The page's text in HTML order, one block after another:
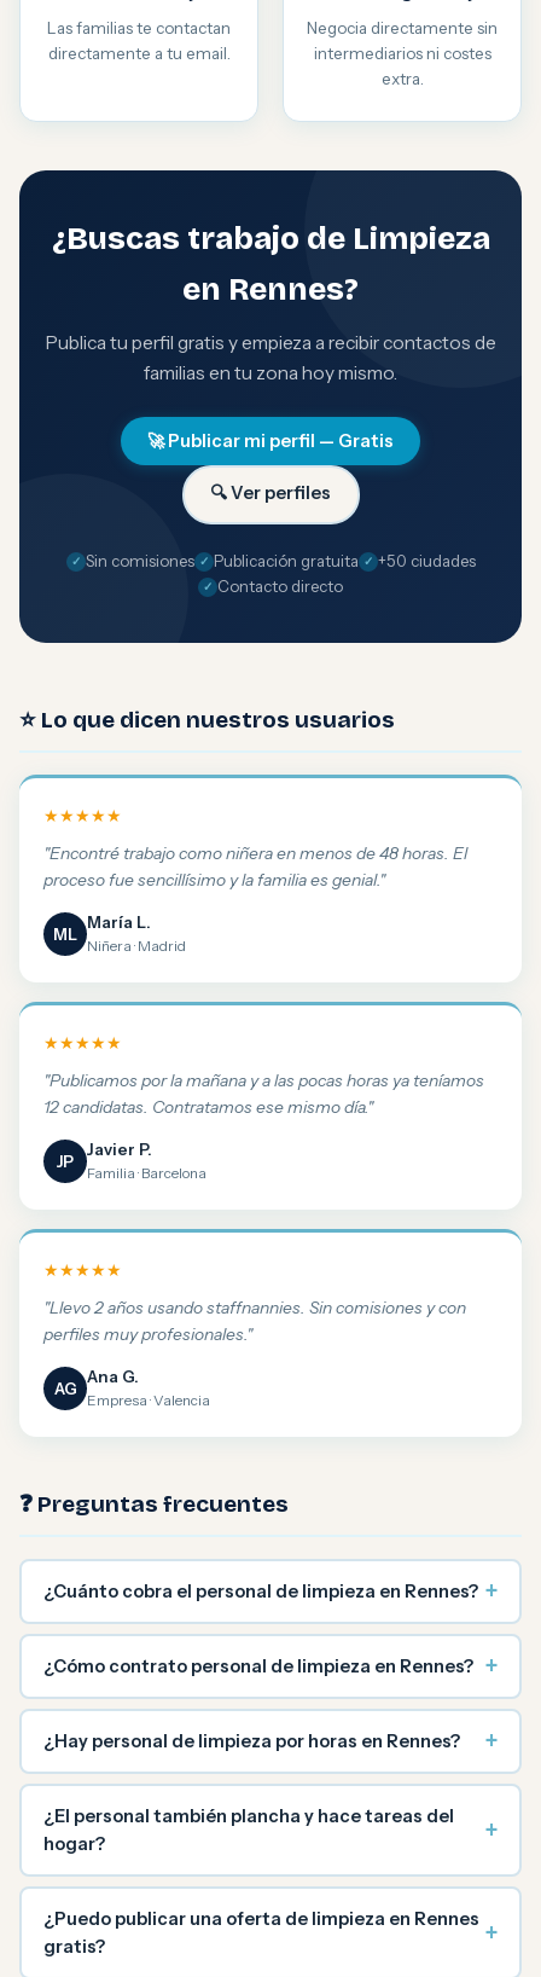
Las familias te contactan
directamente a tu email.
Negocia directamente sin
intermediarios ni costes
extra.
¿Buscas trabajo de Limpieza
en Rennes?
Publica tu perfil gratis y empieza a recibir contactos de
familias en tu zona hoy mismo.
🚀 Publicar mi perfil — Gratis
🔍 Ver perfiles
Sin comisiones Publicación gratuita
+50 ciudades
Contacto directo
⭐ Lo que dicen nuestros usuarios
★★★★★
"Encontré trabajo como niñera en menos de 48 horas. El
proceso fue sencillísimo y la familia es genial."
ML
María L.
Niñera · Madrid
★★★★★
"Publicamos por la mañana y a las pocas horas ya teníamos
12 candidatas. Contratamos ese mismo día."
JP
Javier P.
Familia · Barcelona
★★★★★
"Llevo 2 años usando staffnannies. Sin comisiones y con
perfiles muy profesionales."
AG
Ana G.
Empresa · Valencia
❓ Preguntas frecuentes
¿Cuánto cobra el personal de limpieza en Rennes? +
¿Cómo contrato personal de limpieza en Rennes? +
¿Hay personal de limpieza por horas en Rennes? +
¿El personal también plancha y hace tareas del
hogar?
+
¿Puedo publicar una oferta de limpieza en Rennes
gratis?
+